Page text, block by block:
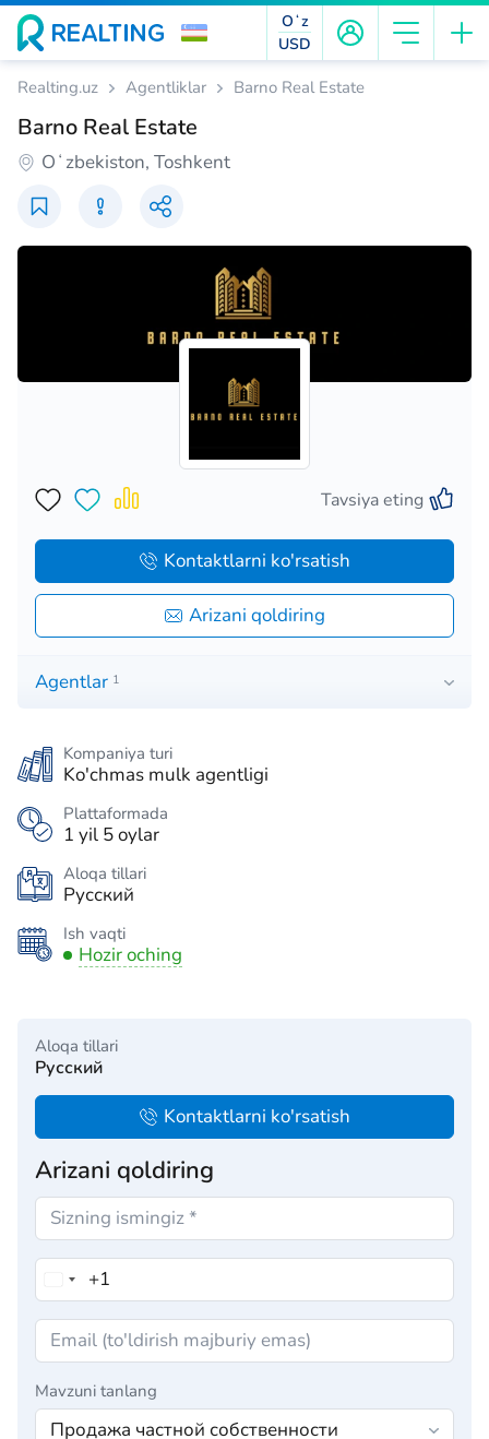
Oʻz
USD
Realting.uz Agentliklar Barno Real Estate
Barno Real Estate
Oʻzbekiston, Toshkent
Tavsiya eting
Arizani qoldiring
Kontaktlarni ko'rsatish
Agentlar 1
Kompaniya turi
Ko'chmas mulk agentligi
Plattaformada
1 yil 5 oylar
Aloqa tillari
Русский
Ish vaqti
Hozir oching
Aloqa tillari
Русский
Kontaktlarni ko'rsatish
Arizani qoldiring
Mavzuni tanlang